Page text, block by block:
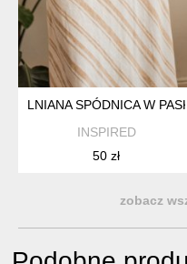
LNIANA SPÓDNICA W
INSPIRED
50 zł
zobacz